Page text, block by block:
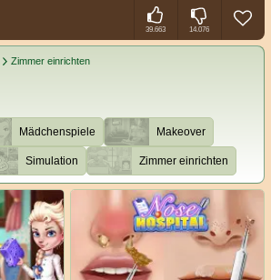
39.663 14.076
Zimmer einrichten
Mädchenspiele Makeover
Simulation Zimmer einrichten